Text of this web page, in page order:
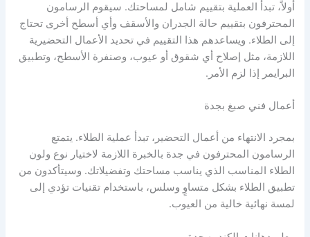
أولاً، تبدأ العملية بتقييم شامل لمساحتك. سيقوم الرسامون
المحترفون بتقييم حالة الجدران والأسقف وأي أسطح أخرى تحتاج
إلى الطلاء. ويساعدهم هذا التقييم في تحديد الأعمال التحضيرية
اللازمة، مثل إصلاح أي شقوق أو عيوب، وصنفرة الأسطح، وتطبيق
البرايمر إذا لزم الأمر.
أعمال فني صبغ بجدة
بمجرد الانتهاء من أعمال التحضير، تبدأ عملية الطلاء. يتمتع
الرسامون المحترفون في جدة بالخبرة اللازمة لاختيار نوع ولون
الطلاء المناسب الذي يناسب مساحتك وتفضيلاتك. وسيتأكدون من
تطبيق الطلاء بشكل متساوٍ وسلس، باستخدام تقنيات تؤدي إلى
لمسة نهائية خالية من العيوب.